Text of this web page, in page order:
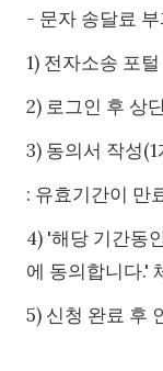
- 문자 송달료
1) 전자소송 포
2) 로그인 후 상
3) 동의서 작성
: 유효기간이 만
4) '해당 기간동
에 동의합니다.'
5) 신청 완료 후